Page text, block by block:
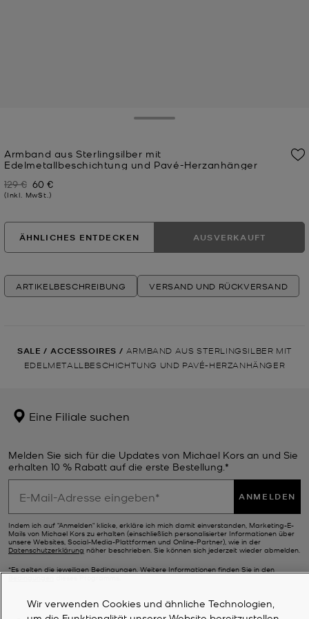
Armband aus Sterlingsilber mit
Edelmetallbeschichtung und Pavé-Herzanhänger
Zuvor
129 € Jetzt
60 €
(Inkl. MwSt.)
ÄHNLICHES ENTDECKEN AUSVERKAUFT
ARTIKELBESCHREIBUNG VERSAND UND RÜCKVERSAND
SALE / ACCESSOIRES / ARMBAND AUS STERLINGSILBER MIT
EDELMETALLBESCHICHTUNG UND PAVÉ-HERZANHÄNGER
Eine Filiale suchen
Melden Sie sich für die Updates von Michael Kors an und Sie
erhalten 10 % Rabatt auf die erste Bestellung.*
ANMELDEN
Indem ich auf "Anmelden" klicke, erkläre ich mich damit einverstanden, Marketing-E-
Mails von Michael Kors zu erhalten (einschließlich personalisierter Informationen über
unsere Websites, Social-Media-Plattformen und Online-Partner), wie in der
Datenschutzerklärung näher beschrieben. Sie können sich jederzeit wieder abmelden.
*Es gelten die jeweiligen Bedingungen. Weitere Informationen finden Sie in den
Wir verwenden Cookies und ähnliche Technologien,